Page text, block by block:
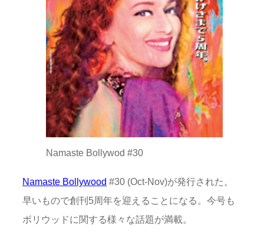
Namaste Bollywod #30
Namaste Bollywood #30 (Oct-Nov)が発行された。
早いもので創刊5周年を迎えることになる。今号も
ボリウッドに関する様々な話題が満載。